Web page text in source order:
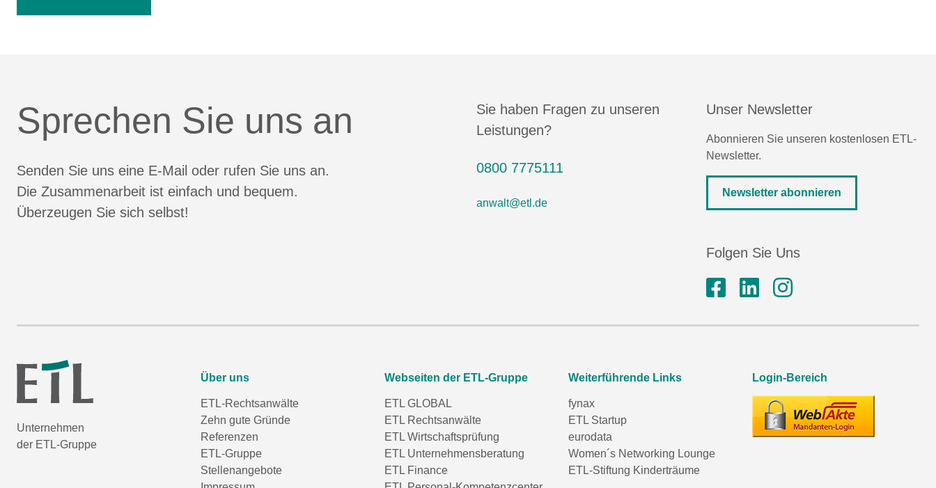
Sprechen Sie uns an
Senden Sie uns eine E-Mail oder rufen Sie uns an.
Die Zusammenarbeit ist einfach und bequem.
Überzeugen Sie sich selbst!
Sie haben Fragen zu unseren
Leistungen?
0800 7775111
anwalt@etl.de
Unser Newsletter
Abonnieren Sie unseren kostenlosen ETL-
Newsletter.
Newsletter abonnieren
Folgen Sie Uns
Unternehmen
der ETL-Gruppe
Über uns
ETL-Rechtsanwälte
Zehn gute Gründe
Referenzen
ETL-Gruppe
Stellenangebote
Webseiten der ETL-Gruppe
ETL GLOBAL
ETL Rechtsanwälte
ETL Wirtschaftsprüfung
ETL Unternehmensberatung
ETL Finance
Weiterführende Links
fynax
ETL Startup
eurodata
Women´s Networking Lounge
ETL-Stiftung Kinderträume
Login-Bereich